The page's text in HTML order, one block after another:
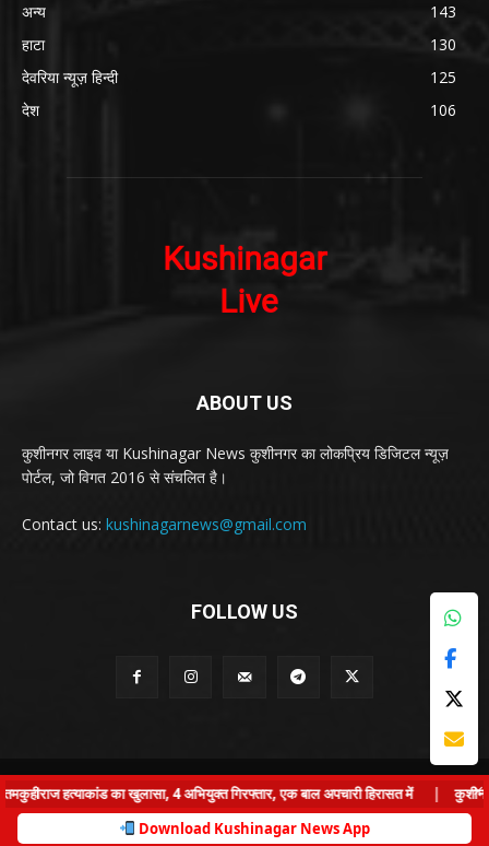
अन्य
143
हाटा
130
देवरिया न्यूज़ हिन्दी
125
देश
106
ABOUT US
कुशीनगर लाइव या Kushinagar News कुशीनगर का लोकप्रिय डिजिटल न्यूज़
पोर्टल, जो विगत 2016 से संचलित है।
Contact us: kushinagarnews@gmail.com
FOLLOW US
© Kushinagar Live - 2022
Home About us Privacy Policy Contact us
×
हत्याकांड का खुलासा, 4 अभियुक्त गिरफ्तार, एक बाल अपचारी हिरासत में |
कुशीनगर:
Download Kushinagar News App